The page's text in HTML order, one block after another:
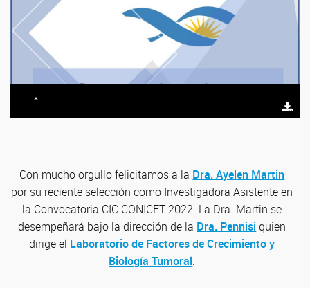
*
Con mucho orgullo felicitamos a la Dra. Ayelen Martin
por su reciente selección como Investigadora Asistente en
la Convocatoria CIC CONICET 2022. La Dra. Martin se
desempeñará bajo la dirección de la Dra. Pennisi quien
dirige el Laboratorio de Factores de Crecimiento y
Biología Tumoral.